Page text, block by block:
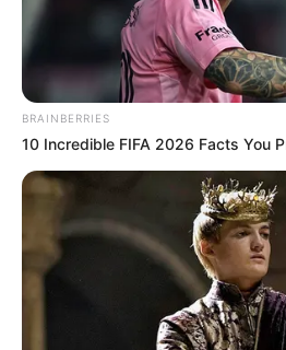
BRAINBERRIES
10 Incredible FIFA 2026 Facts You